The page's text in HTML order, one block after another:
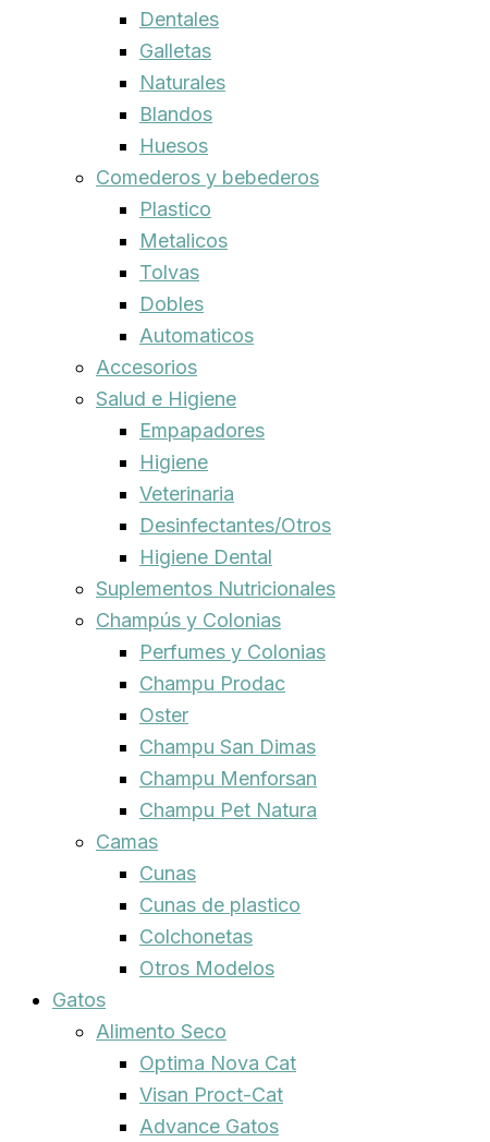
Dentales
Galletas
Naturales
Blandos
Huesos
Comederos y bebederos
Plastico
Metalicos
Tolvas
Dobles
Automaticos
Accesorios
Salud e Higiene
Empapadores
Higiene
Veterinaria
Desinfectantes/Otros
Higiene Dental
Suplementos Nutricionales
Champús y Colonias
Perfumes y Colonias
Champu Prodac
Oster
Champu San Dimas
Champu Menforsan
Champu Pet Natura
Camas
Cunas
Cunas de plastico
Colchonetas
Otros Modelos
Gatos
Alimento Seco
Optima Nova Cat
Visan Proct-Cat
Advance Gatos